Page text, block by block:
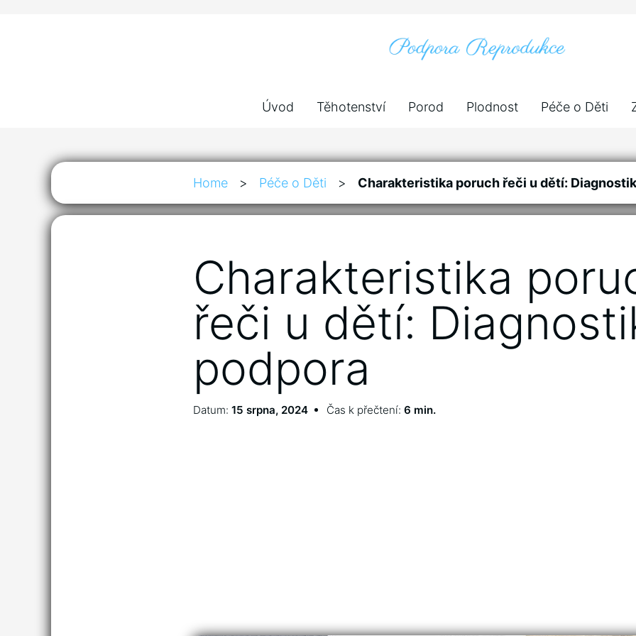
Úvod Těhotenství Porod Plodnost Péče o Děti
Home > Péče o Děti > Charakteristika poruch řeči u dětí:
Charakteristika
řeči u dětí:
podpora
Datum: 15 srpna, 2024 Čas k přečtení: 6 min.